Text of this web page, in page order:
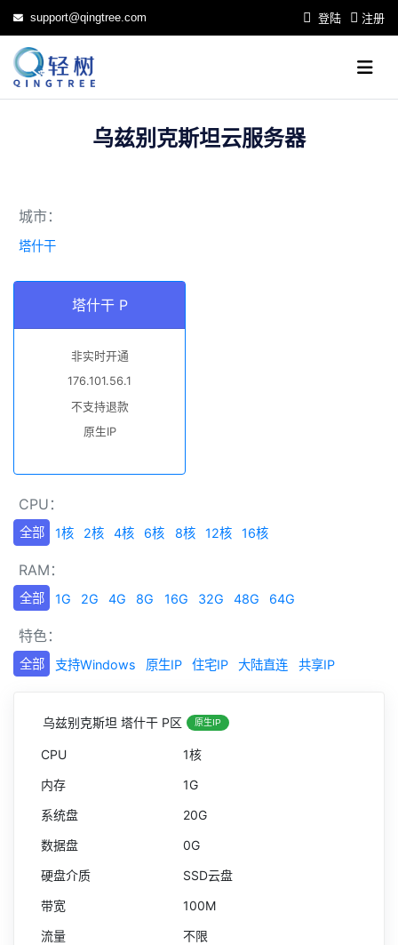
support@qingtree.com 登陆 注册
乌兹别克斯坦云服务器
城市：
塔什干
塔什干 P
非实时开通
176.101.56.1
不支持退款
原生IP
CPU：
全部 1核 2核 4核 6核 8核 12核 16核
RAM：
全部 1G 2G 4G 8G 16G 32G 48G 64G
特色：
全部 支持Windows 原生IP 住宅IP 大陆直连 共享IP
乌兹别克斯坦 塔什干 P区 原生IP
1核
1G
20G
0G
SSD云盘
100M
不限